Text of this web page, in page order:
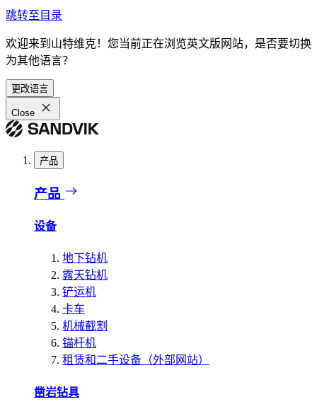
跳转至目录
欢迎来到山特维克！您当前正在浏览英文版网站，是否要切换
为其他语言？
更改语言
Close
产品
产品
设备
地下钻机
露天钻机
铲运机
卡车
机械截割
锚杆机
租赁和二手设备（外部网站）
凿岩钻具